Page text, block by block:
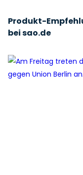
Produkt-
bei sao.de